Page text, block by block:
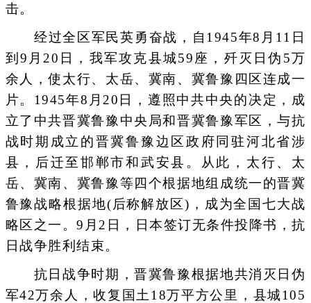
击。
经过全区军民英勇奋战，自1945年8月11日
到9月20日，我军攻克县城59座，歼灭日伪5万
余人，使太行、太岳、冀南、冀鲁豫四区连成一
片。1945年8月20日，遵照中共中央的决定，成
立了中共晋冀鲁豫中央局和晋冀鲁豫军区，与抗
战时期成立的晋冀鲁豫边区政府同驻河北省涉
县，后迁至邯郸市和武安县。从此，太行、太
岳、冀南、冀鲁豫等四个根据地组成统一的晋冀
鲁豫战略根据地(后称解放区)，成为全国七大战
略区之一。9月2日，日本签订无条件投降书，抗
日战争胜利结束。
抗日战争时期，晋冀鲁豫根据地共消灭日伪
军42万余人，收复国土18万平方公里，县城105